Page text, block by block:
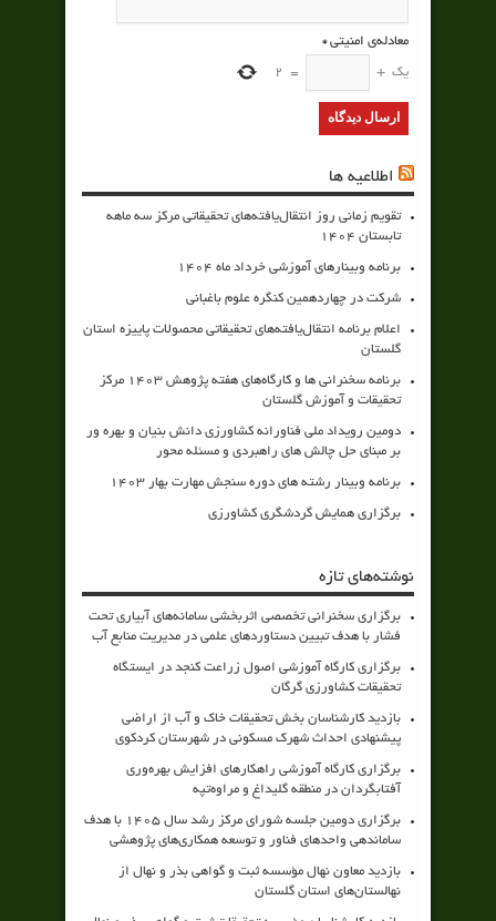
معادله‌ی امنیتی*
یک +
=
2
اطلاعیه ها
تقویم زمانی روز انتقال‌یافته‌های تحقیقاتی مرکز سه ماهه
تابستان 1404
برنامه وبینارهای آموزشی خرداد ماه 1404
شرکت در چهاردهمین کنگره علوم باغبانی
اعلام برنامه انتقال‌یافته‌های تحقیقاتی محصولات پاییزه استان
گلستان
برنامه سخنرانی ها و کارگاه‌های هفته پژوهش 1403 مرکز
تحقیقات و آموزش گلستان
دومین رویداد ملی فناورانه کشاورزی دانش بنیان و بهره ور
بر مبنای حل چالش های راهبردی و مسئله محور
برنامه وبینار رشته های دوره سنجش مهارت بهار 1403
برگزاری همایش گردشگری کشاورزی
نوشته‌های تازه
برگزاری سخنرانی تخصصی اثربخشی سامانه‌های آبیاری تحت
فشار با هدف تبیین دستاوردهای علمی در مدیریت منابع آب
برگزاری کارگاه آموزشی اصول زراعت کنجد در ایستگاه
تحقیقات کشاورزی گرگان
بازدید کارشناسان بخش تحقیقات خاک و آب از اراضی
پیشنهادی احداث شهرک مسکونی در شهرستان کردکوی
برگزاری کارگاه آموزشی راهکارهای افزایش بهره‌وری
آفتابگردان در منطقه گلیداغ و مراوه‌تپه
برگزاری دومین جلسه شورای مرکز رشد سال ۱۴۰۵ با هدف
ساماندهی واحدهای فناور و توسعه همکاری‌های پژوهشی
بازدید معاون نهال مؤسسه ثبت و گواهی بذر و نهال از
نهالستان‌های استان گلستان